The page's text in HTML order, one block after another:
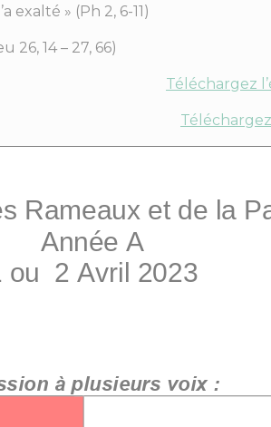
exalté » (Ph 2, 6-11)
26, 14 – 27, 66)
Téléchargez